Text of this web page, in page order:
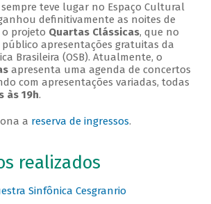
teve lugar no Espaço Cultural
ganhou definitivamente as noites de
projeto Quartas Clássicas, que no
apresentações gratuitas da
Brasileira (OSB). Atualmente, o
apresenta uma agenda de concertos
com apresentações variadas, todas
às 19h.
a reserva de ingressos.
realizados
Sinfônica Cesgranrio